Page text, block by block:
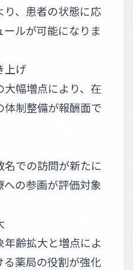
、患者の状態に応
ルが可能になりま
上げ
幅増点により、在
制整備が報酬面で
での訪問が新たに
の参画が評価対象
齢拡大と増点によ
る薬局の役割が強化